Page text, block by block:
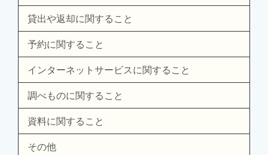
貸出や返却に関すること
予約に関すること
インターネットサービスに関すること
調べものに関すること
資料に関すること
その他